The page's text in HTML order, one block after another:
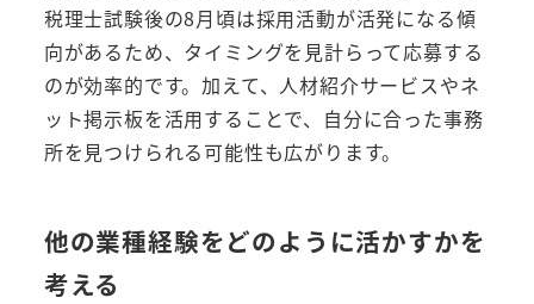
税理士試験後の8月頃は採用活動が活発になる傾
向があるため、タイミングを見計らって応募する
のが効率的です。加えて、人材紹介サービスやネ
ット掲示板を活用することで、自分に合った事務
所を見つけられる可能性も広がります。
他の業種経験をどのように活かすかを
考える